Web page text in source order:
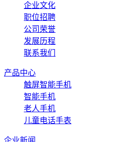
企业文化
职位招聘
公司荣誉
发展历程
联系我们
产品中心
触屏智能手机
智能手机
老人手机
儿童电话手表
企业新闻